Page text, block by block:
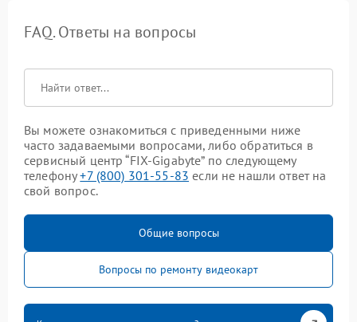
FAQ. Ответы на вопросы
Вы можете ознакомиться с приведенными ниже
часто задаваемыми вопросами, либо обратиться в
сервисный центр “FIX-Gigabyte” по следующему
телефону+7 (800) 301-55-83 если не нашли ответ на
свой вопрос.
Общие вопросы
Вопросы по ремонту видеокарт